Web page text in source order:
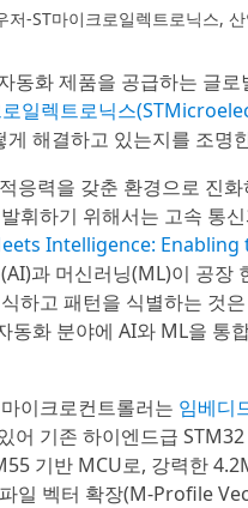
저-ST마이크로일렉트로닉스,
동화 제품을 공급하는 글로
일렉트로닉스
해결하고 있는지를 조명
응력을 갖춘 환경으로 진
휘하기 위해서는 고속 통
Intelligence:
과 머신러닝(ML)이 공
하고 패턴을 식별하는 것
화 분야에 AI와 ML을 통
이크로컨트롤러는 임베디
기존 하이엔드급
기반 MCU로, 강력한
일 벡터 확장(M-Profile